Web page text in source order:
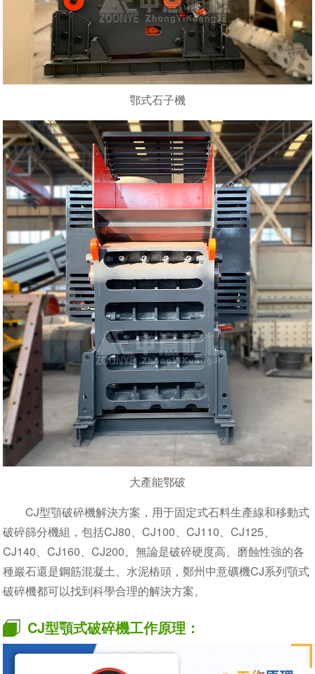
鄂式石子機
大產能鄂破
CJ型顎破碎機解決方案，用于固定式石料生產線和移動式
破碎篩分機組，包括CJ80、CJ100、CJ110、CJ125、
CJ140、CJ160、CJ200。無論是破碎硬度高、磨蝕性強的各
種巖石還是鋼筋混凝土、水泥樁頭，鄭州中意礦機CJ系列顎式
破碎機都可以找到科學合理的解決方案。
CJ型顎式破碎機工作原理：